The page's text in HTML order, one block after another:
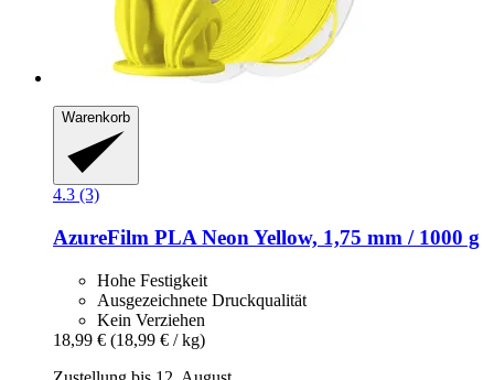
Warenkorb
4.3 (3)
AzureFilm PLA Neon Yellow, 1,75 mm / 1000 g
Hohe Festigkeit
Ausgezeichnete Druckqualität
Kein Verziehen
18,99 € (18,99 € / kg)